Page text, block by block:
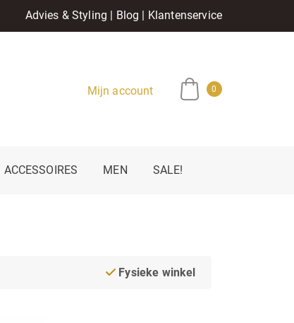
Advies & Styling | Blog | Klantenservice
Mijn account 0
ACCESSOIRES MEN SALE!
Fysieke winkel